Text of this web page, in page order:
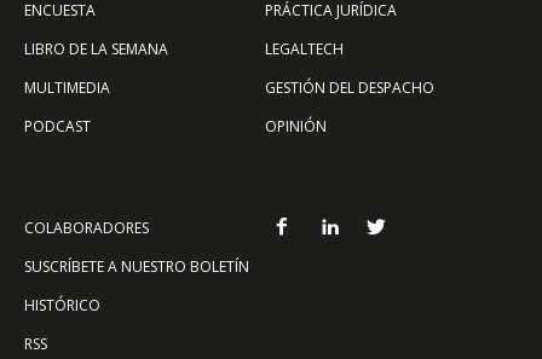
ENCUESTA
LIBRO DE LA SEMANA
MULTIMEDIA
PODCAST
PRÁCTICA JURÍDICA
LEGALTECH
GESTIÓN DEL DESPACHO
OPINIÓN
COLABORADORES
SUSCRÍBETE A NUESTRO BOLETÍN
HISTÓRICO
RSS